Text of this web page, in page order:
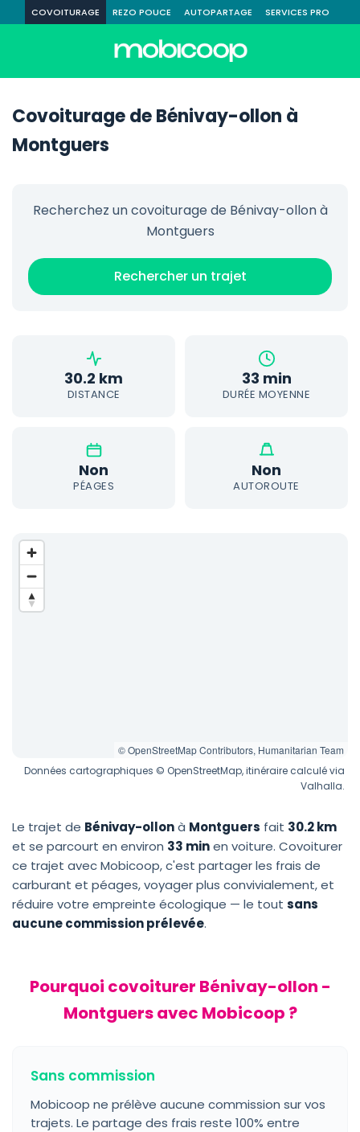
COVOITURAGE REZO POUCE AUTOPARTAGE SERVICES PRO
Covoiturage de Bénivay-ollon à
Montguers
Recherchez un covoiturage de Bénivay-ollon à
Montguers
Rechercher un trajet
30.2 km
DISTANCE
33 min
DURÉE MOYENNE
Non
PÉAGES
Non
AUTOROUTE
© OpenStreetMap Contributors, Humanitarian Team
Données cartographiques © OpenStreetMap, itinéraire calculé via
Valhalla.
Le trajet de Bénivay-ollonà Montguers fait 30.2 km
et se parcourt en environ 33 minen voiture. Covoiturer
ce trajet avec Mobicoop, c'est partager les frais de
carburant et péages, voyager plus convivialement, et
réduire votre empreinte écologique — le tout sans
aucune commission prélevée.
Pourquoi covoiturer Bénivay-ollon -
Montguers avec Mobicoop ?
Sans commission
Mobicoop ne prélève aucune commission sur vos
trajets. Le partage des frais reste 100% entre